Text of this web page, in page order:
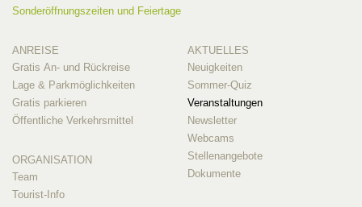
Sonderöffnungszeiten und Feiertage
ANREISE
Gratis An- und Rückreise
Lage & Parkmöglichkeiten
Gratis parkieren
Öffentliche Verkehrsmittel
ORGANISATION
Team
Tourist-Info
AKTUELLES
Neuigkeiten
Sommer-Quiz
Veranstaltungen
Newsletter
Webcams
Stellenangebote
Dokumente